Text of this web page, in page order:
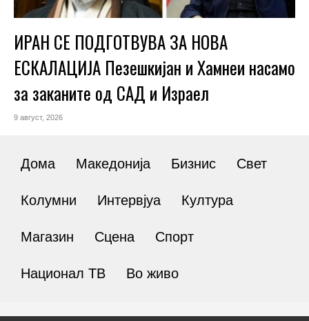
ИРАН СЕ ПОДГОТВУВА ЗА НОВА
ЕСКАЛАЦИЈА Пезешкијан и Хамнеи насамо
за заканите од САД и Израел
9 август, 2026
Дома Македонија Бизнис Свет
Колумни Интервјуа Култура
Магазин Сцена Спорт
Национал ТВ Во живо